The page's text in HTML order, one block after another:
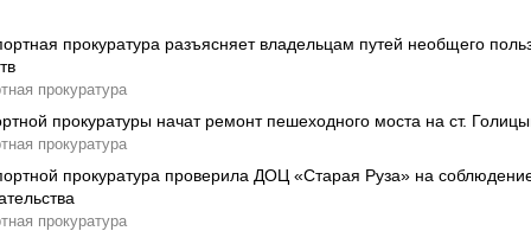
прокуратура разъясняет владельцам путей необщего
прокуратура
прокуратуры начат ремонт пешеходного моста на ст.
прокуратура
прокуратура проверила ДОЦ «Старая Руза» на
прокуратура